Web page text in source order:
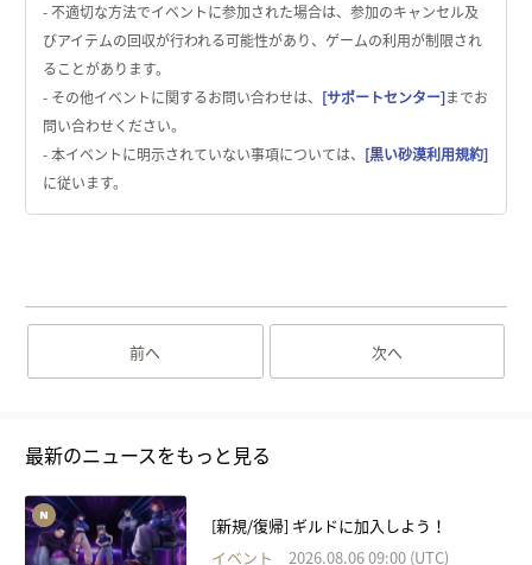
- 不適切な方法でイベントに参加された場合は、参加のキャンセル及
びアイテムの回収が行われる可能性があり、ゲームの利用が制限され
ることがあります。
- その他イベントに関するお問い合わせは、 [サポートセンター]までお
問い合わせください。
- 本イベントに明示されていない事項については、 [黒い砂漠利用規約]
に従います。
前へ 次へ
最新のニュースをもっと見る
[新規/復帰] ギルドに加入しよう！
イベント
2026.08.06 09:00 (UTC)